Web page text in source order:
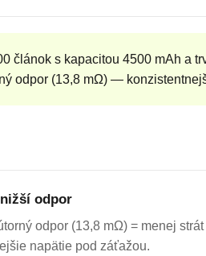
článok s kapacitou 4500 mAh a
odpor (13,8 mΩ) —
odpor
odpor (13,8 mΩ) = menej strát
napätie pod záťažou.